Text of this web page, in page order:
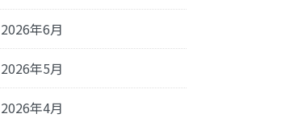
2026年6月
2026年5月
2026年4月